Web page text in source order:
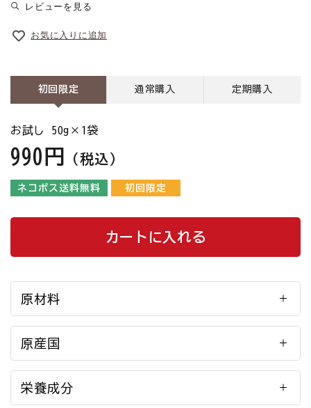
レビューを見る
お気に入りに追加
初回限定 通常購入 定期購入
お試し 50g×1袋
990円 （税込）
ネコポス送料無料 初回限定
カートに入れる
原材料
原産国
栄養成分